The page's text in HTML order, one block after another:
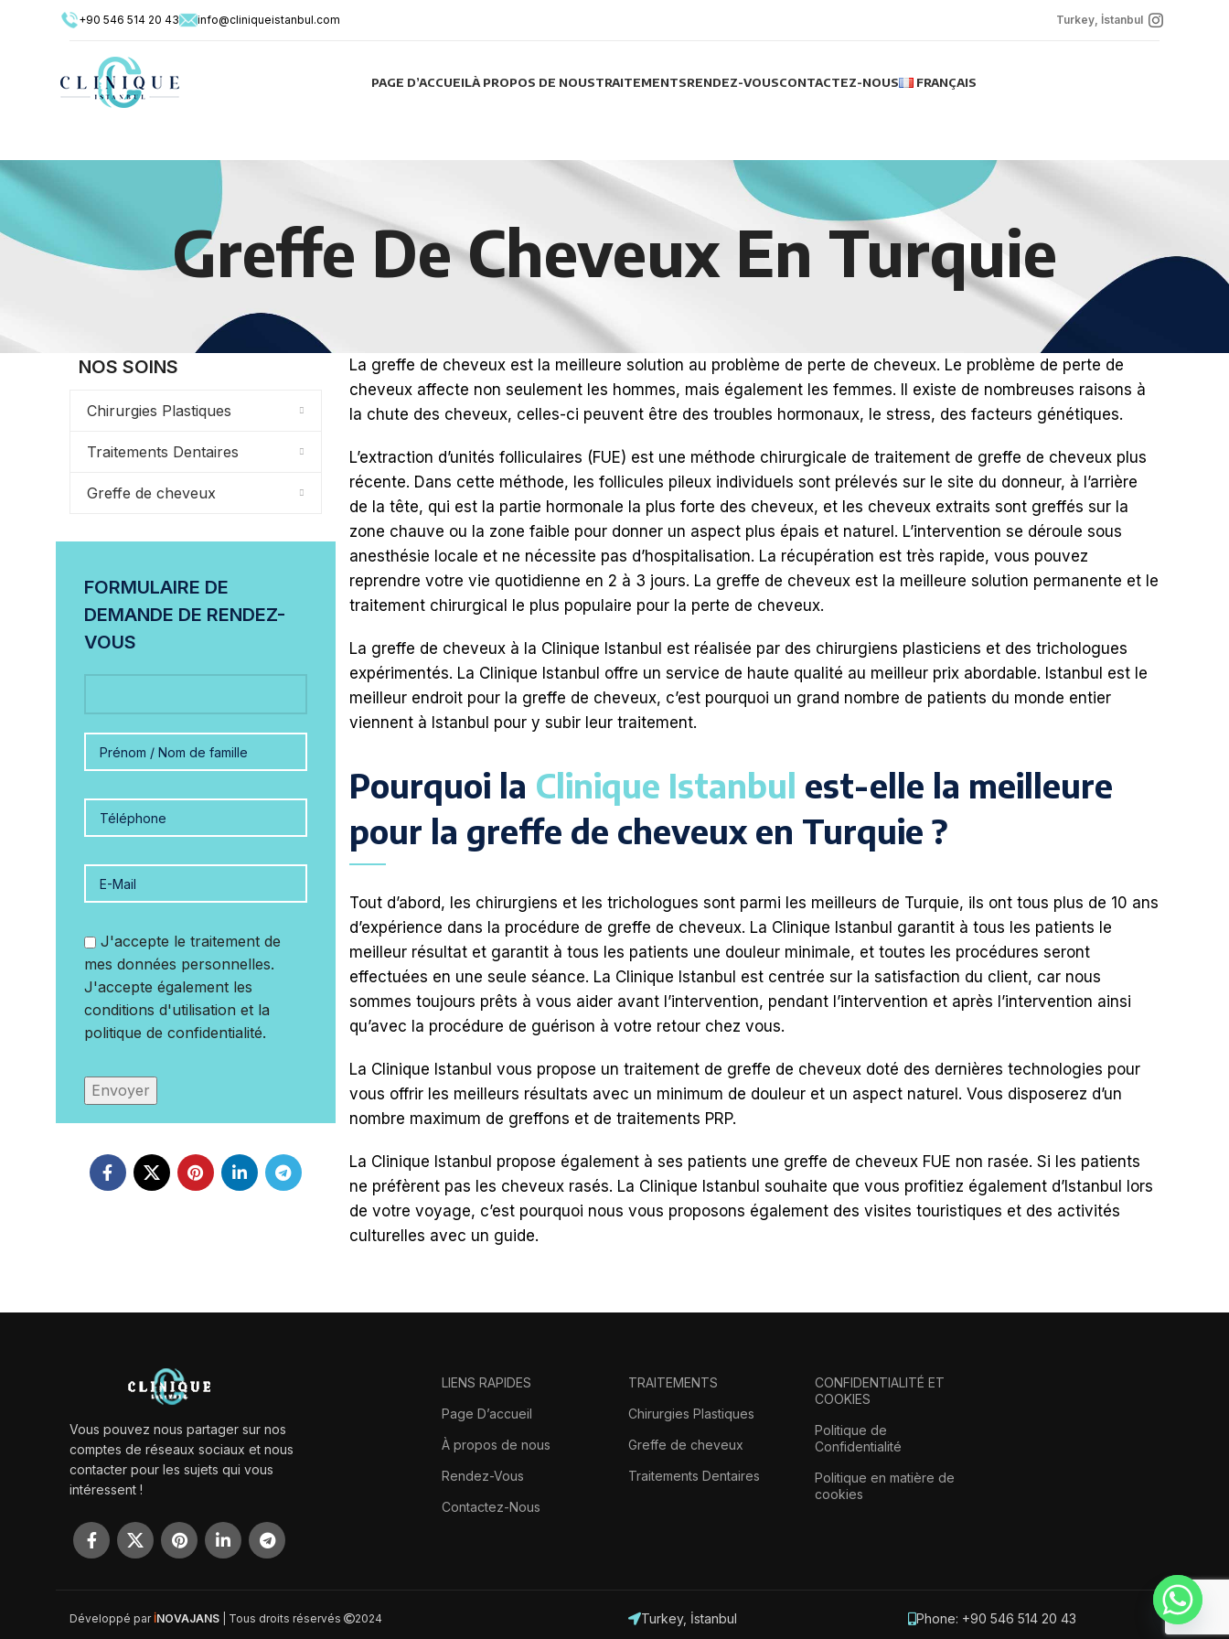
+90 546 514 20 43 info@cliniqueistanbul.com Turkey, İstanbul
PAGE D’ACCUEILÀ PROPOS DE NOUSTRAITEMENTSRENDEZ-VOUSCONTACTEZ-NOUS FRANÇAIS
Greffe De Cheveux En Turquie
NOS SOINS
Chirurgies Plastiques
Traitements Dentaires
Greffe de cheveux
FORMULAIRE DE
DEMANDE DE RENDEZ-
VOUS
J'accepte le traitement de
mes données personnelles.
J'accepte également les
conditions d'utilisation et la
politique de confidentialité.
La greffe de cheveux est la meilleure solution au problème de perte de cheveux. Le problème de perte de
cheveux affecte non seulement les hommes, mais également les femmes. Il existe de nombreuses raisons à
la chute des cheveux, celles-ci peuvent être des troubles hormonaux, le stress, des facteurs génétiques.
L’extraction d’unités folliculaires (FUE) est une méthode chirurgicale de traitement de greffe de cheveux plus
récente. Dans cette méthode, les follicules pileux individuels sont prélevés sur le site du donneur, à l’arrière
de la tête, qui est la partie hormonale la plus forte des cheveux, et les cheveux extraits sont greffés sur la
zone chauve ou la zone faible pour donner un aspect plus épais et naturel. L’intervention se déroule sous
anesthésie locale et ne nécessite pas d’hospitalisation. La récupération est très rapide, vous pouvez
reprendre votre vie quotidienne en 2 à 3 jours. La greffe de cheveux est la meilleure solution permanente et le
traitement chirurgical le plus populaire pour la perte de cheveux.
La greffe de cheveux à la Clinique Istanbul est réalisée par des chirurgiens plasticiens et des trichologues
expérimentés. La Clinique Istanbul offre un service de haute qualité au meilleur prix abordable. Istanbul est le
meilleur endroit pour la greffe de cheveux, c’est pourquoi un grand nombre de patients du monde entier
viennent à Istanbul pour y subir leur traitement.
Pourquoi la Clinique Istanbul est-elle la meilleure
pour la greffe de cheveux en Turquie ?
Tout d’abord, les chirurgiens et les trichologues sont parmi les meilleurs de Turquie, ils ont tous plus de 10 ans
d’expérience dans la procédure de greffe de cheveux. La Clinique Istanbul garantit à tous les patients le
meilleur résultat et garantit à tous les patients une douleur minimale, et toutes les procédures seront
effectuées en une seule séance. La Clinique Istanbul est centrée sur la satisfaction du client, car nous
sommes toujours prêts à vous aider avant l’intervention, pendant l’intervention et après l’intervention ainsi
qu’avec la procédure de guérison à votre retour chez vous.
La Clinique Istanbul vous propose un traitement de greffe de cheveux doté des dernières technologies pour
vous offrir les meilleurs résultats avec un minimum de douleur et un aspect naturel. Vous disposerez d’un
nombre maximum de greffons et de traitements PRP.
La Clinique Istanbul propose également à ses patients une greffe de cheveux FUE non rasée. Si les patients
ne préfèrent pas les cheveux rasés. La Clinique Istanbul souhaite que vous profitiez également d’Istanbul lors
de votre voyage, c’est pourquoi nous vous proposons également des visites touristiques et des activités
culturelles avec un guide.
Vous pouvez nous partager sur nos
comptes de réseaux sociaux et nous
contacter pour les sujets qui vous
intéressent !
LIENS RAPIDES
Page D’accueil
À propos de nous
Rendez-Vous
Contactez-Nous
TRAITEMENTS
Chirurgies Plastiques
Greffe de cheveux
Traitements Dentaires
CONFIDENTIALITÉ ET
COOKIES
Politique de
Confidentialité
Politique en matière de
cookies
Développé parİNOVAJANS | Tous droits réservés 2024 Turkey, İstanbul Phone: +90 546 514 20 43